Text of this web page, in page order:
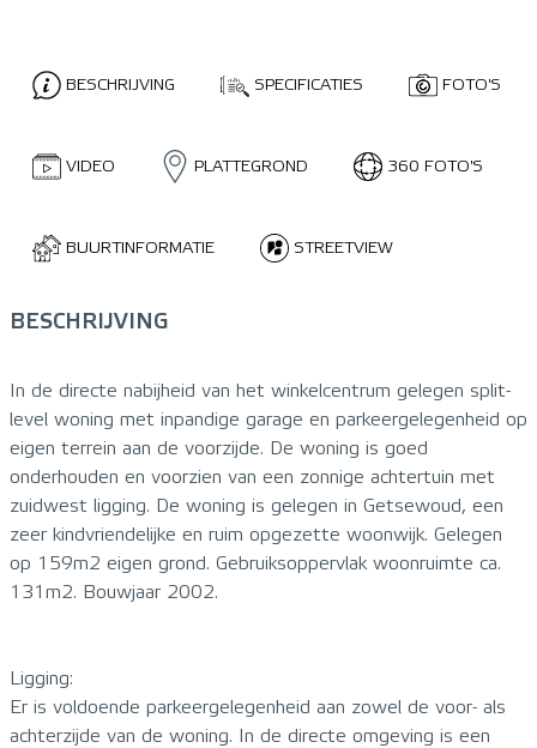
BESCHRIJVING SPECIFICATIES FOTO'S
VIDEO PLATTEGROND 360 FOTO'S
BUURTINFORMATIE STREETVIEW
BESCHRIJVING
In de directe nabijheid van het winkelcentrum gelegen split-
level woning met inpandige garage en parkeergelegenheid op
eigen terrein aan de voorzijde. De woning is goed
onderhouden en voorzien van een zonnige achtertuin met
zuidwest ligging. De woning is gelegen in Getsewoud, een
zeer kindvriendelijke en ruim opgezette woonwijk. Gelegen
op 159m2 eigen grond. Gebruiksoppervlak woonruimte ca.
131m2. Bouwjaar 2002.
Ligging:
Er is voldoende parkeergelegenheid aan zowel de voor- als
achterzijde van de woning. In de directe omgeving is een